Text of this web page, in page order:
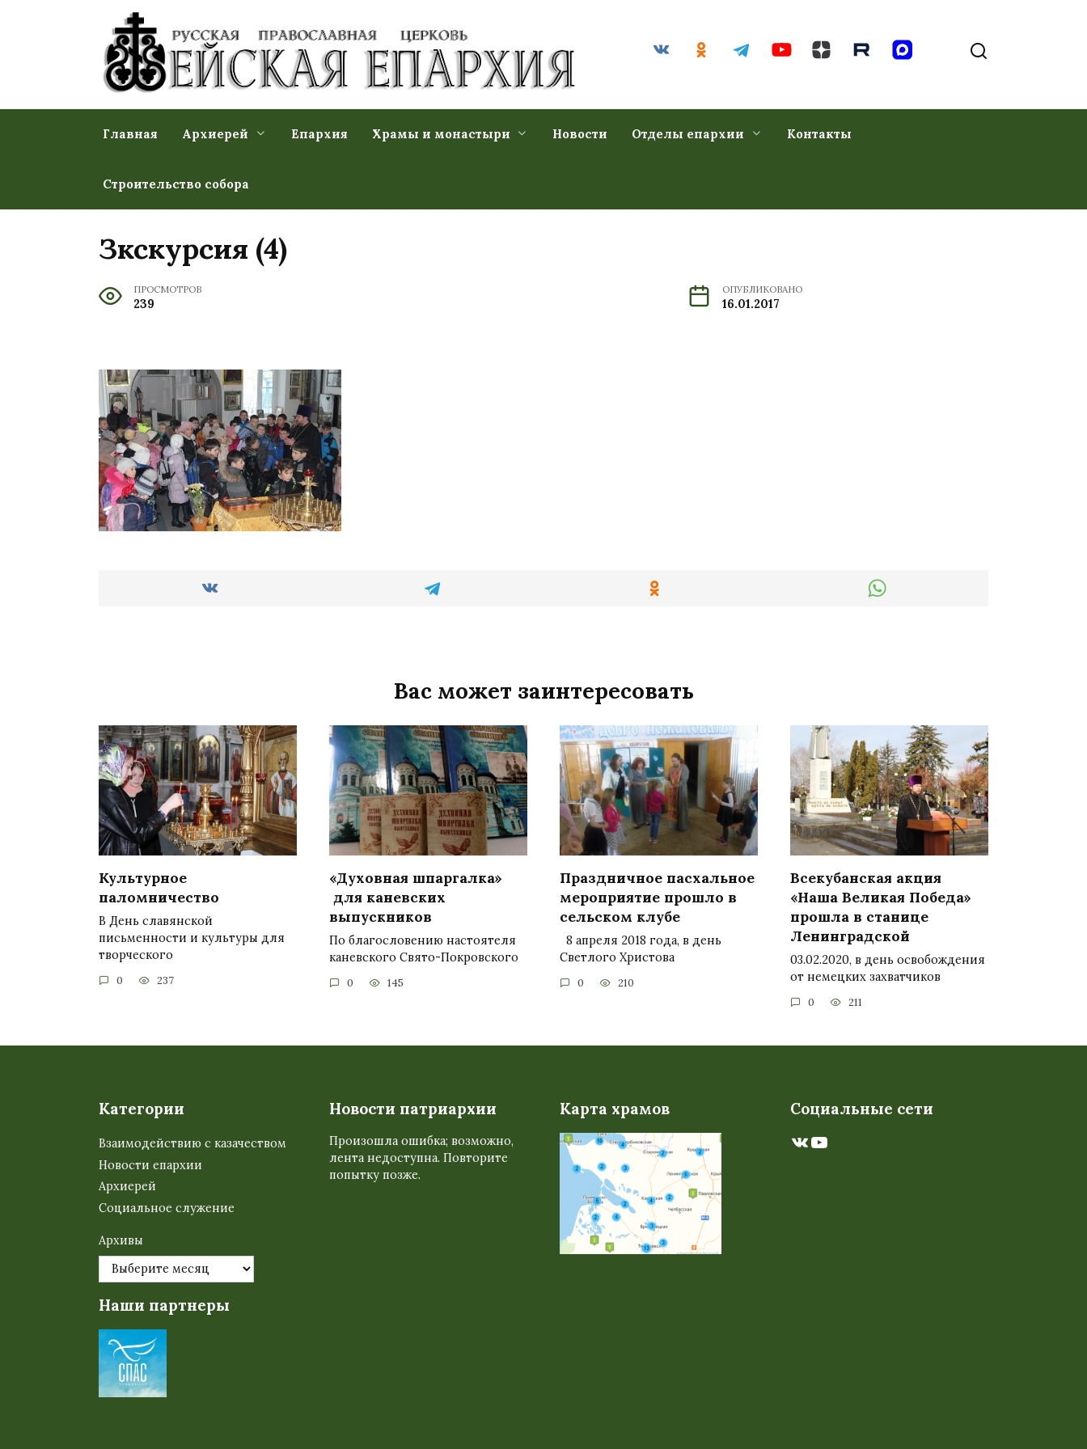
Главная Архиерей Епархия Храмы и монастыри Новости Отделы епархии Контакты
Строительство собора
Зкскурсия (4)
ПРОСМОТРОВ
239
ОПУБЛИКОВАНО
16.01.2017
Вас может заинтересовать
Культурное
паломничество
В День славянской
письменности и культуры для
творческого
0 237
«Духовная шпаргалка»
для каневских
выпускников
По благословению настоятеля
каневского Свято-Покровского
0 145
Праздничное пасхальное
мероприятие прошло в
сельском клубе
8 апреля 2018 года, в день
Светлого Христова
0 210
Всекубанская акция
«Наша Великая Победа»
прошла в станице
Ленинградской
03.02.2020, в день освобождения
от немецких захватчиков
0 211
Категории
Взаимодействию с казачеством
Новости епархии
Архиерей
Социальное служение
Архивы
Наши партнеры
Новости патриархии
Произошла ошибка; возможно,
лента недоступна. Повторите
попытку позже.
Карта храмов Социальные сети
ВКонтакте
YouTube